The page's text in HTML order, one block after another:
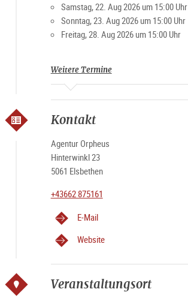
Samstag, 22. Aug 2026 um 15:00 Uhr
Sonntag, 23. Aug 2026 um 15:00 Uhr
Freitag, 28. Aug 2026 um 15:00 Uhr
Weitere Termine
Kontakt
Agentur Orpheus
Hinterwinkl 23
5061 Elsbethen
+43662 875161
E-Mail
Website
Veranstaltungsort